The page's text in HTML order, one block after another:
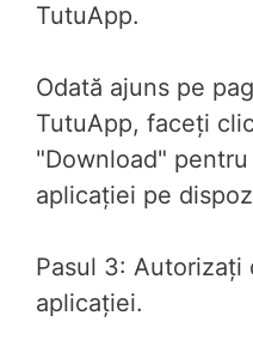
TutuApp.
Odată ajuns pe
TutuApp, faceți
"Download"
aplicației pe
Pasul 3: Autorizați
aplicației.